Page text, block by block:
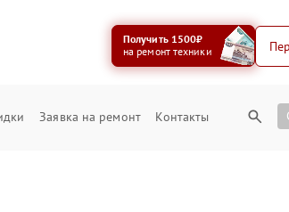
Получить 1500₽
на ремонт техники
Заявка на ремонт Контакты